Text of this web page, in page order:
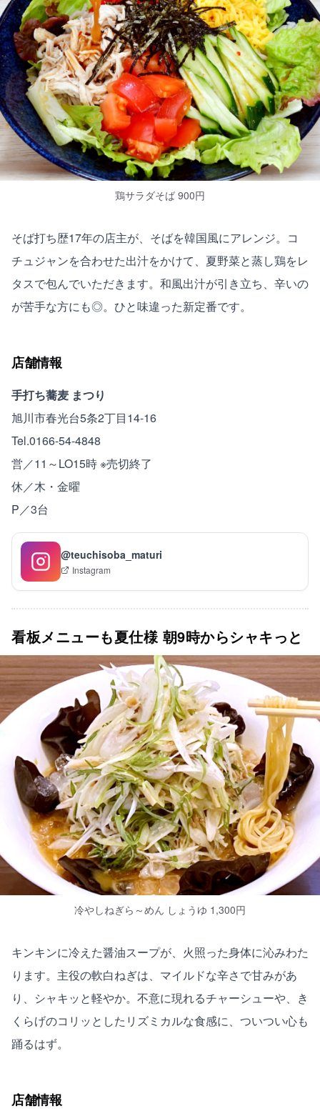
鶏サラダそば 900円
そば打ち歴17年の店主が、そばを韓国風にアレンジ。コ
チュジャンを合わせた出汁をかけて、夏野菜と蒸し鶏をレ
タスで包んでいただきます。和風出汁が引き立ち、辛いの
が苦手な方にも◎。ひと味違った新定番です。
店舗情報
手打ち蕎麦 まつり
旭川市春光台5条2丁目14-16
Tel.0166-54-4848
営／11～LO15時 ※売切終了
休／木・金曜
P／3台
@teuchisoba_maturi
Instagram
看板メニューも夏仕様 朝9時からシャキっと
冷やしねぎら～めん しょうゆ 1,300円
キンキンに冷えた醤油スープが、火照った身体に沁みわた
ります。主役の軟白ねぎは、マイルドな辛さで甘みがあ
り、シャキッと軽やか。不意に現れるチャーシューや、き
くらげのコリッとしたリズミカルな食感に、ついつい心も
踊るはず。
店舗情報